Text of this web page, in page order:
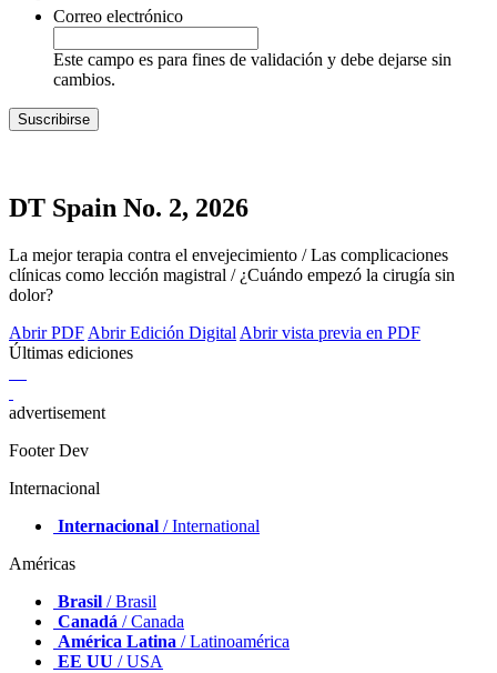
Correo electrónico
Este campo es para fines de validación y debe dejarse sin
cambios.
DT Spain No. 2, 2026
La mejor terapia contra el envejecimiento / Las complicaciones
clínicas como lección magistral / ¿Cuándo empezó la cirugía sin
dolor?
Abrir PDF Abrir Edición Digital Abrir vista previa en PDF
Últimas ediciones
advertisement
Footer Dev
Internacional
Internacional / International
Américas
Brasil / Brasil
Canadá / Canada
América Latina / Latinoamérica
EE UU / USA